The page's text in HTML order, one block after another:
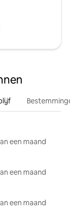
een maand
een maand
een maand